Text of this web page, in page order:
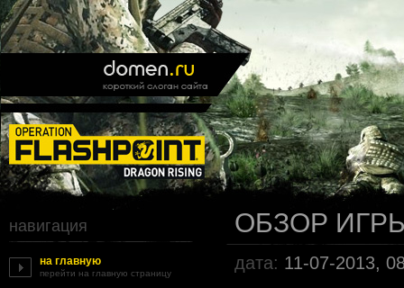
навигация
на главную
перейти на главную страницу
ОБЗОР ИГРЫ
дата: 11-07-2013,